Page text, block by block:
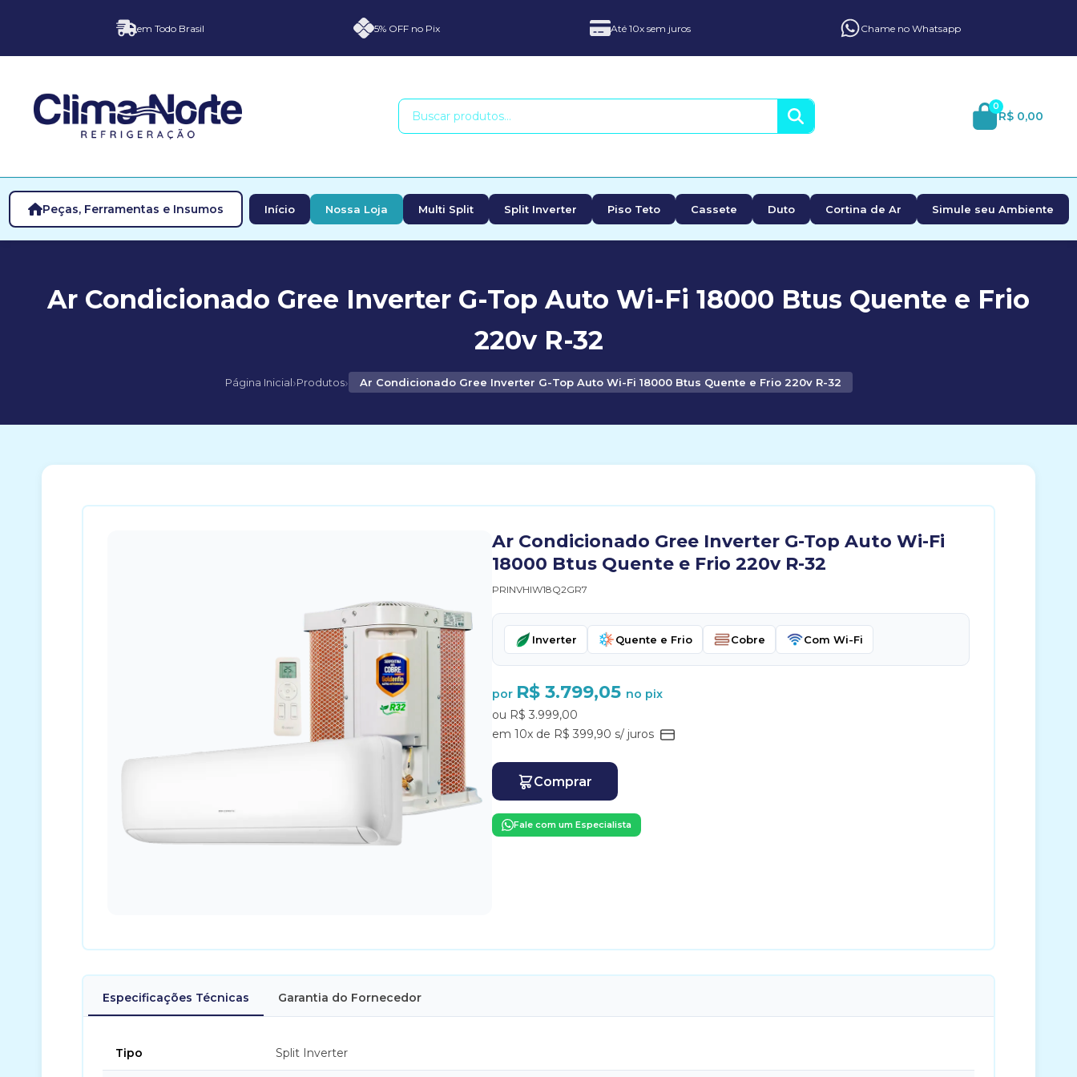
em Todo Brasil 5% OFF no Pix Até 10x sem juros Chame no Whatsapp
0
R$ 0,00
Peças, Ferramentas e Insumos Início Nossa Loja Multi Split Split Inverter Piso Teto Cassete Duto Cortina de Ar Simule seu Ambiente
Ar Condicionado Gree Inverter G-Top Auto Wi-Fi 18000 Btus Quente e Frio
220v R-32
Página Inicial›Produtos› Ar Condicionado Gree Inverter G-Top Auto Wi-Fi 18000 Btus Quente e Frio 220v R-32
Ar Condicionado Gree Inverter G-Top Auto Wi-Fi
18000 Btus Quente e Frio 220v R-32
PRINVHIW18Q2GR7
Inverter Quente e Frio Cobre Com Wi-Fi
por R$ 3.799,05 no pix
ou R$ 3.999,00
em 10x de R$ 399,90 s/ juros
Comprar
Fale com um Especialista
Especificações Técnicas Garantia do Fornecedor
Tipo Split Inverter